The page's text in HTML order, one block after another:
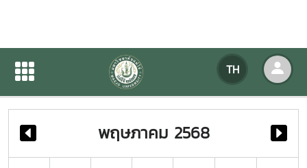
TH
ปฏิทินกิจกรรมของหน่วยงาน
ปฏิทินกิจกรรมของหน่วยงาน
พฤษภาคม 2568